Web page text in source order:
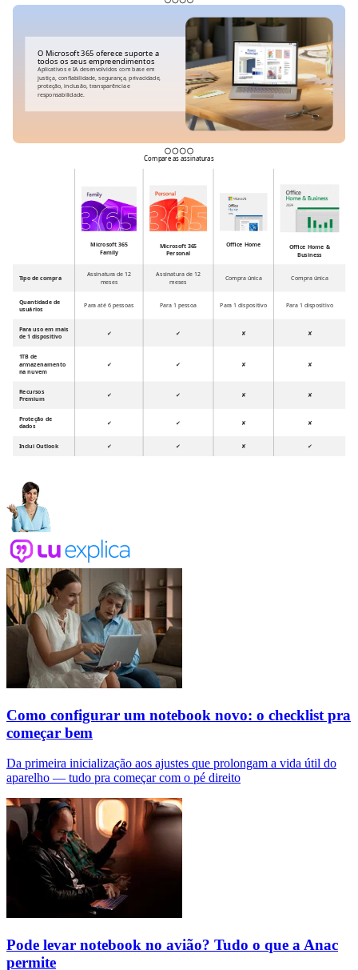
Como configurar um notebook novo: o checklist pra
começar bem
Da primeira inicialização aos ajustes que prolongam a vida útil do
aparelho — tudo pra começar com o pé direito
Pode levar notebook no avião? Tudo o que a Anac
permite